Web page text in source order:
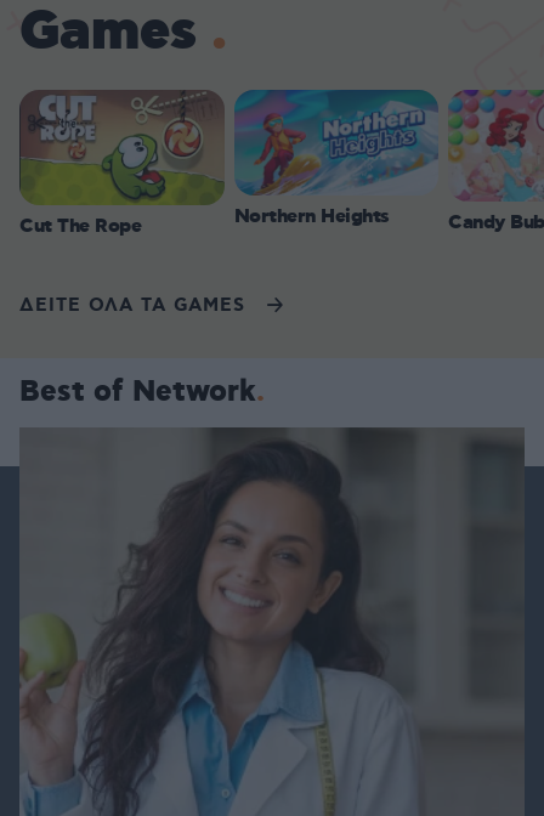
Games
Cut The Rope Northern Heights Candy
ΔΕΙΤΕ ΟΛΑ ΤΑ GAMES
Best of Network